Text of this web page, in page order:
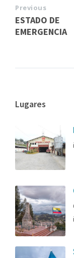
Previous
ESTADO DE
EMERGENCIA
Lugares